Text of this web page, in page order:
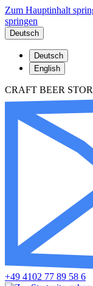
Zum Hauptinhalt
springen
Deutsch
Deutsch
English
CRAFT BEER
+49 4102 77 89 58 6